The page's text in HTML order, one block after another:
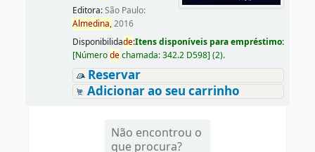
Editora:São Paulo:
Almedina,2016
Disponibilidade:Itens disponíveis para empréstimo:
[Númerodechamada:342.2 D598] (2).
Reservar
Adicionar ao seu carrinho
Não encontrou o
que procura?